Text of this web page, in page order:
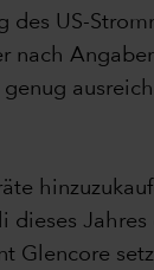
US-
nach
dieses
Glencore